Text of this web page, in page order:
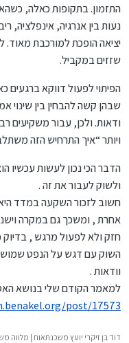
התזמון. בתקופות כאלה,
נעות בין אנרגיה, אינפלציה,
יציאה הופכת למורכבת מאוד.
שזזים במקביל.
הפיתוי לפעול דווקא ברגעים
שבהן קשה להבחין בין שינוי
ודאות. ולכן, עבור משקיעים
ויותר “איך התרחיש הזה
הדבר הכי נכון לעשות עכשיו
ולשוק לעבור את זה .
חשוב לזכור השקעה במדד
אחרת , ומשכך גם במקרה
חזק ולא לפעול מרגש , בדיוק
השוק עם דגש על הנפט
וודאות .
למאמר הקודם שלי בנושא
post/17573
דוד בן זיקרי יועץ משכנתאות | מלווה